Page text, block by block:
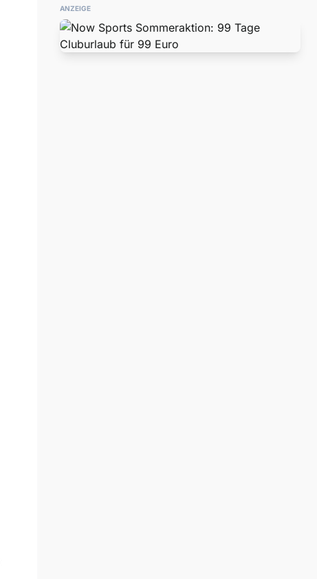
ANZEIGE